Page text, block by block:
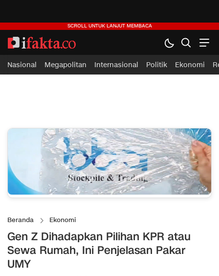
Nasional Megapolitan Internasional Politik Ekonomi
Beranda Ekonomi
Gen Z Dihadapkan Pilihan KPR atau
Sewa Rumah, Ini Penjelasan Pakar
UMY